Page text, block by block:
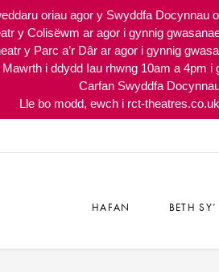
oriau agor y Swyddfa Docynnau
y Colisëwm ar agor i gynnig
y Parc a’r Dâr ar agor i gynnig
i ddydd Iau rhwng 10am a 4pm
Carfan Swyddfa
Lle bo modd, ewch i rct-
HAFAN BETH